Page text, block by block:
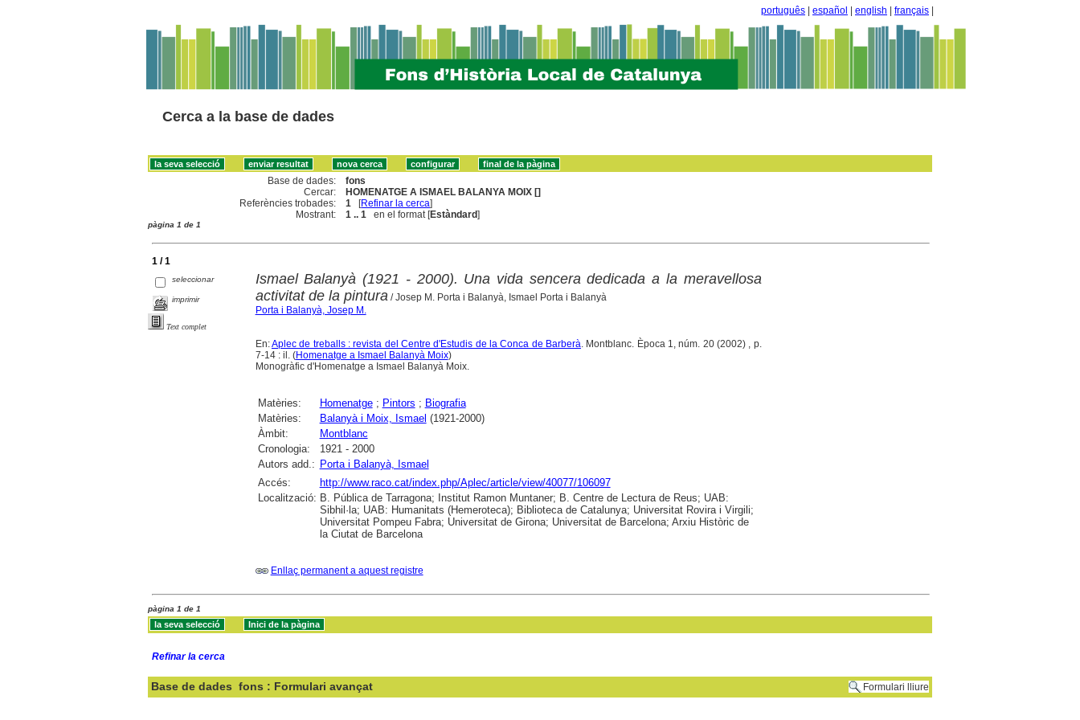
português español english français
Cerca a la base de dades
Base de dades:
fons
Cercar:
HOMENATGE A ISMAEL BALANYA MOIX []
Referències trobades:
1 [Refinar la cerca]
Mostrant:
1 .. 1 en el format [Estàndard]
pàgina 1 de 1
1 / 1
seleccionar
imprimir
Text complet
Ismael Balanyà (1921 - 2000). Una vida sencera dedicada a la meravellosa
activitat de la pintura/ Josep M. Porta i Balanyà, Ismael Porta i Balanyà
Porta i Balanyà, Josep M.
En:Aplec de treballs : revista del Centre d'Estudis de la Conca de Barberà. Montblanc. Època 1, núm. 20 (2002) , p.
7-14 : il. (Homenatge a Ismael Balanyà Moix)
Monogràfic d'Homenatge a Ismael Balanyà Moix.
Matèries: Homenatge; Pintors ; Biografia
Matèries:
Balanyà i Moix, Ismael (1921-2000)
Àmbit:
Montblanc
Cronologia:
1921 - 2000
Autors add.: Porta i Balanyà, Ismael
Accés:
http://www.raco.cat/index.php/Aplec/article/view/40077/106097
Localització: B. Pública de Tarragona; Institut Ramon Muntaner; B. Centre de Lectura de Reus; UAB:
Sibhil·la; UAB: Humanitats (Hemeroteca); Biblioteca de Catalunya; Universitat Rovira i Virgili;
Universitat Pompeu Fabra; Universitat de Girona; Universitat de Barcelona; Arxiu Històric de
la Ciutat de Barcelona
Enllaç permanent a aquest registre
pàgina 1 de 1
Refinar la cerca
Base de dades fons : Formulari avançat Formulari lliure